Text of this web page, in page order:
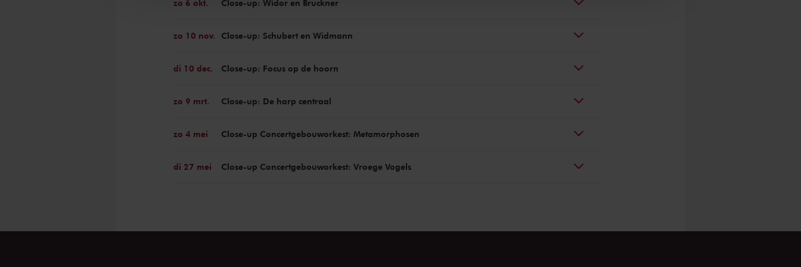
zo 6 okt. Close-up: Widor en Bruckner
zo 10 nov. Close-up: Schubert en Widmann
di 10 dec. Close-up: Focus op de hoorn
zo 9 mrt. Close-up: De harp centraal
zo 4 mei Close-up Concertgebouworkest: Metamorphosen
di 27 mei Close-up Concertgebouworkest: Vroege Vogels